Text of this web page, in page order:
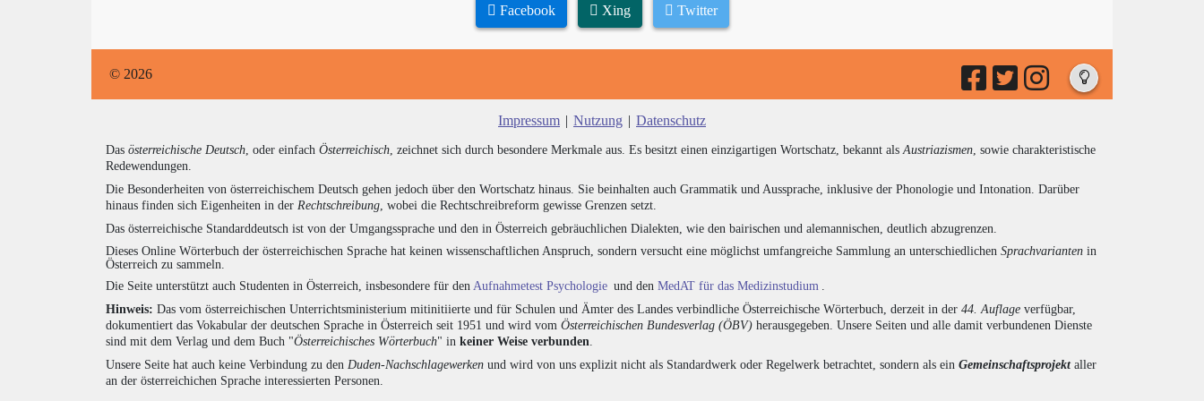
Facebook Xing Twitter
© 2026
Impressum | Nutzung | Datenschutz
Das österreichische Deutsch , oder einfach Österreichisch , zeichnet sich durch besondere Merkmale aus. Es besitzt einen einzigartigen Wortschatz, bekannt als Austriazismen , sowie charakteristische
Redewendungen.
Die Besonderheiten von österreichischem Deutsch gehen jedoch über den Wortschatz hinaus. Sie beinhalten auch Grammatik und Aussprache, inklusive der Phonologie und Intonation. Darüber
hinaus finden sich Eigenheiten in der Rechtschreibung , wobei die Rechtschreibreform gewisse Grenzen setzt.
Das österreichische Standarddeutsch ist von der Umgangssprache und den in Österreich gebräuchlichen Dialekten, wie den bairischen und alemannischen, deutlich abzugrenzen.
Dieses Online Wörterbuch der österreichischen Sprache hat keinen wissenschaftlichen Anspruch, sondern versucht eine möglichst umfangreiche Sammlung an unterschiedlichen Sprachvarianten in
Österreich zu sammeln.
Die Seite unterstützt auch Studenten in Österreich, insbesondere für den Aufnahmetest Psychologie und den MedAT für das Medizinstudium
Hinweis: Das vom österreichischen Unterrichtsministerium mitinitiierte und für Schulen und Ämter des Landes verbindliche Österreichische Wörterbuch, derzeit in der 44. Auflage verfügbar,
dokumentiert das Vokabular der deutschen Sprache in Österreich seit 1951 und wird vom Österreichischen Bundesverlag (ÖBV) herausgegeben. Unsere Seiten und alle damit verbundenen Dienste
sind mit dem Verlag und dem Buch "Österreichisches Wörterbuch" in keiner Weise verbunden
Unsere Seite hat auch keine Verbindung zu den Duden-Nachschlagewerken und wird von uns explizit nicht als Standardwerk oder Regelwerk betrachtet, sondern als ein Gemeinschaftsprojektaller
an der österreichichen Sprache interessierten Personen.